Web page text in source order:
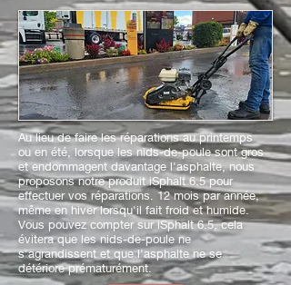
Au lieu de faire les réparations au printemps
ou en été, lorsque les nids-de-poule sont gros
et endommagent davantage l'asphalte, nous
proposons notre produit iSphalt 6.5 pour
effectuer vos réparations. 12 mois par année,
même en hiver lorsqu'il fait froid et humide.
Vous pouvez compter sur iSphalt 6.5, cela
évitera que les nids-de-poule ne
s'agrandissent et que l'asphalte ne se
détériore prématurément.